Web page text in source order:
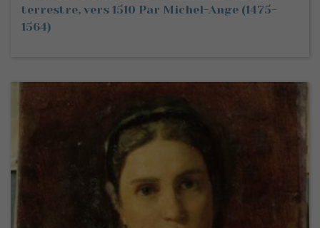
terrestre, vers 1510 Par Michel-Ange (1475-
1564)